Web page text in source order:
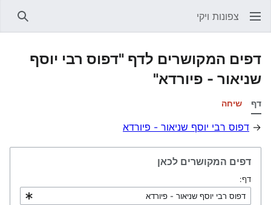
צפונות ויקי
דפים המקושרים לדף "דפוס רבי יוסף
שניאור - פיורדא"
דף שיחה
→ דפוס רבי יוסף שניאור - פיורדא
דפים המקושרים לכאן
דף: